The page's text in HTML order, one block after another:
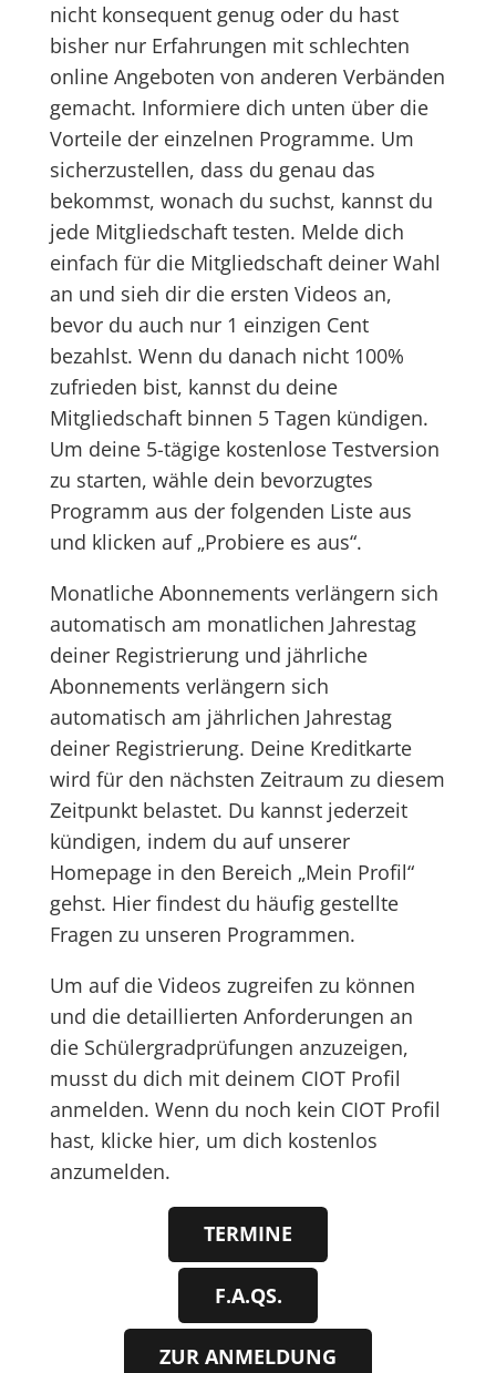
nicht konsequent genug oder du hast
bisher nur Erfahrungen mit schlechten
online Angeboten von anderen Verbänden
gemacht. Informiere dich unten über die
Vorteile der einzelnen Programme. Um
sicherzustellen, dass du genau das
bekommst, wonach du suchst, kannst du
jede Mitgliedschaft testen. Melde dich
einfach für die Mitgliedschaft deiner Wahl
an und sieh dir die ersten Videos an,
bevor du auch nur 1 einzigen Cent
bezahlst. Wenn du danach nicht 100%
zufrieden bist, kannst du deine
Mitgliedschaft binnen 5 Tagen kündigen.
Um deine 5-tägige kostenlose Testversion
zu starten, wähle dein bevorzugtes
Programm aus der folgenden Liste aus
und klicken auf „Probiere es aus“.
Monatliche Abonnements verlängern sich
automatisch am monatlichen Jahrestag
deiner Registrierung und jährliche
Abonnements verlängern sich
automatisch am jährlichen Jahrestag
deiner Registrierung. Deine Kreditkarte
wird für den nächsten Zeitraum zu diesem
Zeitpunkt belastet. Du kannst jederzeit
kündigen, indem du auf unserer
Homepage in den Bereich „Mein Profil“
gehst. Hier findest du häufig gestellte
Fragen zu unseren Programmen.
Um auf die Videos zugreifen zu können
und die detaillierten Anforderungen an
die Schülergradprüfungen anzuzeigen,
musst du dich mit deinem CIOT Profil
anmelden. Wenn du noch kein CIOT Profil
hast, klicke hier, um dich kostenlos
anzumelden.
TERMINE
F.A.QS.
ZUR ANMELDUNG